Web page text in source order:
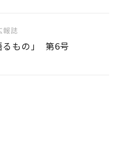
報誌
るもの｣ 第6号